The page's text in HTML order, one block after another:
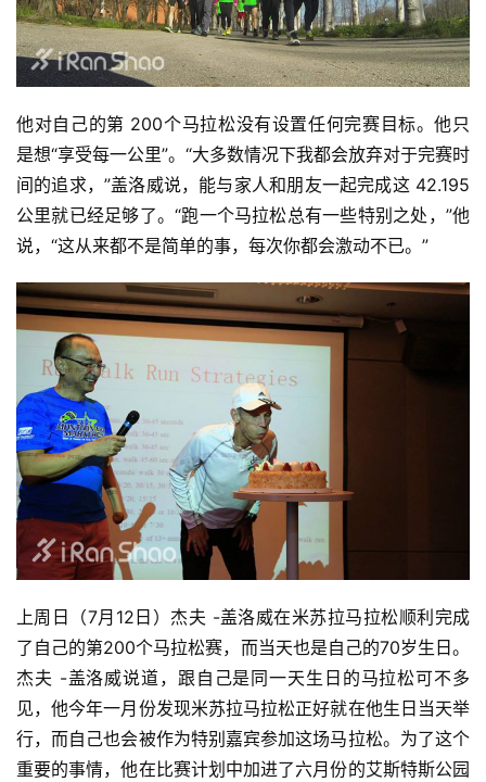
他对自己的第 200个马拉松没有设置任何完赛目标。他只
是想“享受每一公里”。“大多数情况下我都会放弃对于完赛时
间的追求，”盖洛威说，能与家人和朋友一起完成这 42.195
公里就已经足够了。“跑一个马拉松总有一些特别之处，”他
说，“这从来都不是简单的事，每次你都会激动不已。”
上周日（7月12日）杰夫 -盖洛威在米苏拉马拉松顺利完成
了自己的第200个马拉松赛，而当天也是自己的70岁生日。
杰夫 -盖洛威说道，跟自己是同一天生日的马拉松可不多
见，他今年一月份发现米苏拉马拉松正好就在他生日当天举
行，而自己也会被作为特别嘉宾参加这场马拉松。为了这个
重要的事情，他在比赛计划中加进了六月份的艾斯特斯公园